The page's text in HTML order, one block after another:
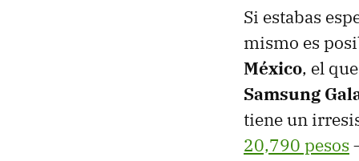
Si estabas
mismo es
México, el
Samsung
tiene un
20,790 pesos